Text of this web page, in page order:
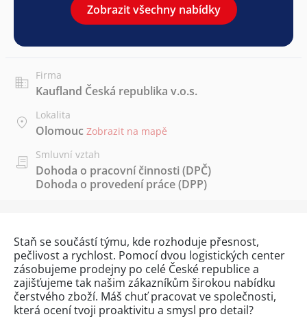
Zobrazit všechny nabídky
Firma
Kaufland Česká republika v.o.s.
Lokalita
Olomouc Zobrazit na mapě
Smluvní vztah
Dohoda o pracovní činnosti (DPČ)
Dohoda o provedení práce (DPP)
Staň se součástí týmu, kde rozhoduje přesnost,
pečlivost a rychlost. Pomocí dvou logistických center
zásobujeme prodejny po celé České republice a
zajišťujeme tak našim zákazníkům širokou nabídku
čerstvého zboží. Máš chuť pracovat ve společnosti,
která ocení tvoji proaktivitu a smysl pro detail?